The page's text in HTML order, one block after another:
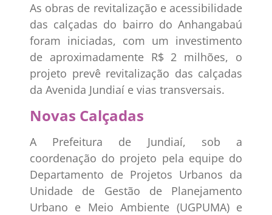
As obras de revitalização e acessibilidade
das calçadas do bairro do Anhangabaú
foram iniciadas, com um investimento
de aproximadamente R$ 2 milhões, o
projeto prevê revitalização das calçadas
da Avenida Jundiaí e vias transversais.
Novas Calçadas
A Prefeitura de Jundiaí, sob a
coordenação do projeto pela equipe do
Departamento de Projetos Urbanos da
Unidade de Gestão de Planejamento
Urbano e Meio Ambiente (UGPUMA) e